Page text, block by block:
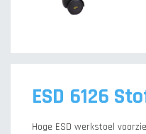
ESD 6126
Hoge ESD werkstoel